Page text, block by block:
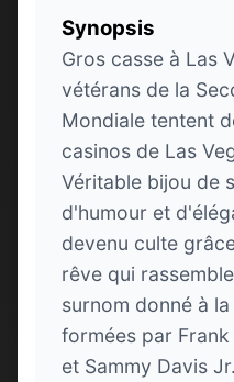
Synopsis
Gros casse à Las
vétérans de la
Mondiale tentent
casinos de Las
Véritable bijou de
d'humour et
devenu culte
rêve qui
surnom donné à
formées par
et Sammy Davis Jr.